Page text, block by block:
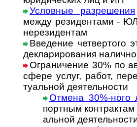
Условные разрешения
между рези­ден­тами -
нере­зидентам
Введение четвертого
декла­риро­вания
Ограничение 30% по
сфере услуг, работ,
ту­аль­ной деяте­льности
Отмена 30%-ного
порт­ным
аль­ной